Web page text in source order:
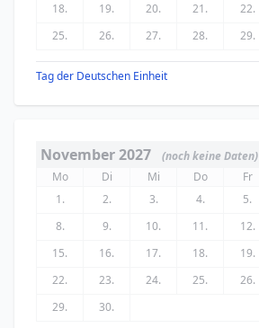
18.
19. 20. 21. 22.
25.
26. 27. 28. 29.
Tag der Deutschen Einheit
November 2027
(noch keine Daten)
Mo
Di Mi Do Fr
1.
2. 3. 4. 5.
8.
9. 10. 11. 12.
15.
16. 17. 18. 19.
22.
23. 24. 25. 26.
29.
30.